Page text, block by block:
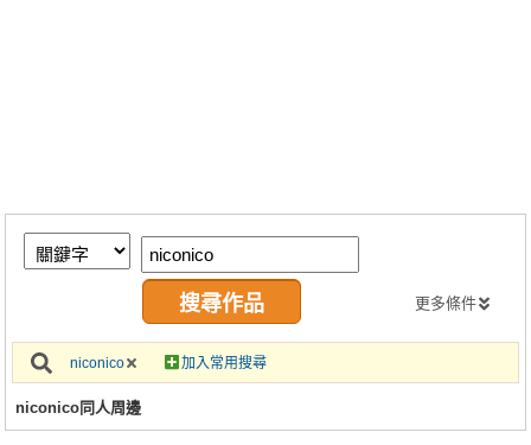
繪圖藝廊
交流中心
攤位轉讓區
會員功能選單
註冊會員
更多條件
niconico 加入常用搜尋
niconico同人周邊